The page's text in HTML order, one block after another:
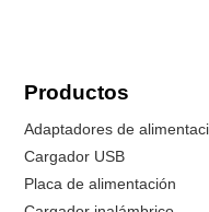
Productos
Adaptadores de
Cargador USB
Placa de alimentación